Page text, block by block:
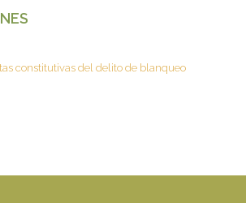
constitutivas del delito de blanqueo